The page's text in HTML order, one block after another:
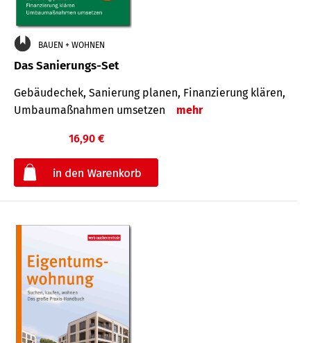
BAUEN + WOHNEN
Das Sanierungs-Set
Gebäudechek, Sanierung planen, Finanzierung klären,
Umbaumaßnahmen umsetzen
mehr
16,90 €